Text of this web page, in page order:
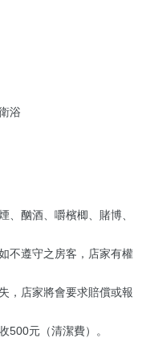
浴
、酗酒、嚼檳楖、賭博、
不遵守之房客，店家有權
，店家將會要求賠償或報
500元（清潔費）。